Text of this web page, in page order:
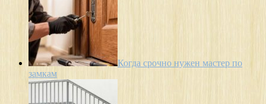
Когда срочно нужен мастер по
замкам